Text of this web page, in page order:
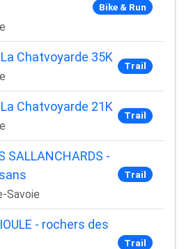
Bike & Run
Chatvoyarde 35K
Trail
Chatvoyarde 21K
Trail
SALLANCHARDS -
Savoie
Trail
- rochers des
Trail